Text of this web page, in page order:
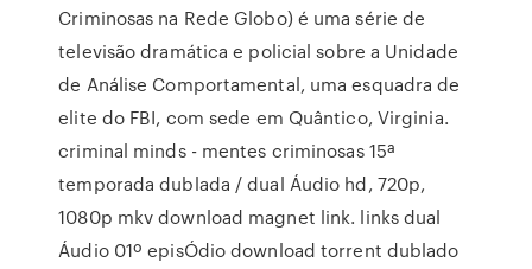
Criminosas na Rede Globo) é uma série de
televisão dramática e policial sobre a Unidade
de Análise Comportamental, uma esquadra de
elite do FBI, com sede em Quântico, Virginia.
criminal minds - mentes criminosas 15ª
temporada dublada / dual Áudio hd, 720p,
1080p mkv download magnet link. links dual
Áudio 01º episÓdio download torrent dublado